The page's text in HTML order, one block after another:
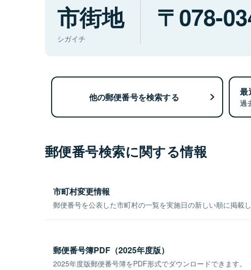
市街地
シガイチ
078-
他の郵便番号を検索する 最
過
郵便番号検索に関する情報
市町村変更情報
郵便番号を公表した市町村の一覧を実施日の新しい順に掲載し
郵便番号簿PDF（2025年度版）
2025年度版郵便番号簿をPDF形式でダウンロードできます。